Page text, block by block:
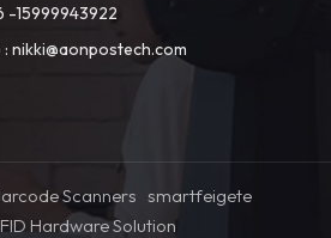
-15999943922
nikki@aonpostech.com
Scanners smartfeigete
Hardware Solution